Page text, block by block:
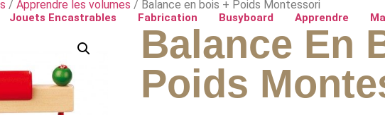
Jouets Encastrables Fabrication Busyboard Apprendre
/ Apprendre les volumes / Balance en bois + Poids Montessori
Balance En
Poids